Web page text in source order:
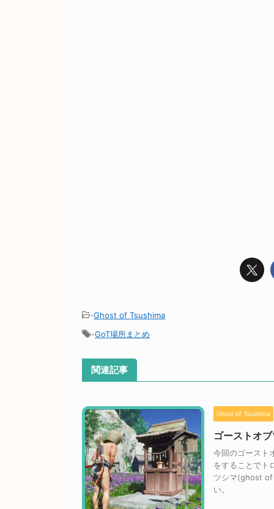
-Ghost of Tsushima
-GoT場所まとめ
関連記事
Ghost of Tsushima
ゴーストオ
今回のゴースト
をすることでト
ツシマ(ghost of
い。